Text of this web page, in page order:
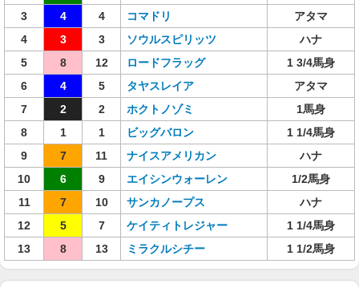
3
4 4 コマドリ
アタマ
4
3 3 ソウルスピリッツ
ハナ
5
8 12 ロードフラッグ
1 3/4馬身
6
4 5 タヤスレイア
アタマ
7
2 2 ホクトノゾミ
1馬身
8
1 1 ビッグバロン
1 1/4馬身
9
7 11 ナイスアメリカン
ハナ
10
6 9 エイシンウォーレン
1/2馬身
11
7 10 サンカノープス
ハナ
12
5 7 ケイティトレジャー
1 1/4馬身
13
8 13 ミラクルシチー 1 1/2馬身